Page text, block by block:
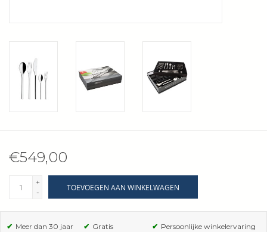
€549,00
+
-
TOEVOEGEN AAN WINKELWAGEN
✔ Meer dan 30 jaar
✔ Gratis
✔ Persoonlijke winkelervaring